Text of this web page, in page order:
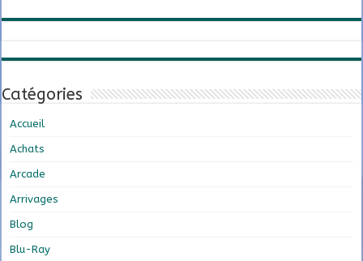
Catégories
Accueil
Achats
Arcade
Arrivages
Blog
Blu-Ray